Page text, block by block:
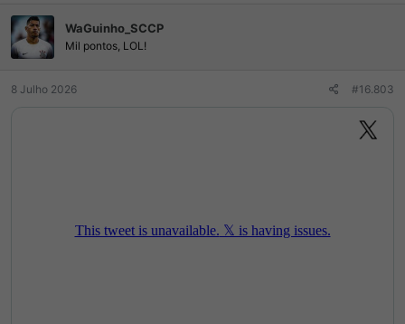
WaGuinho_SCCP
Mil pontos, LOL!
8 Julho 2026 #16.803